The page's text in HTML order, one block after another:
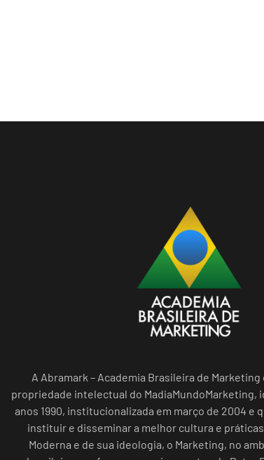
A Abramark – Academia Brasileira de
propriedade intelectual do MadiaMundoMarketing,
anos 1990, institucionalizada em março de 2004 e
instituir e disseminar a melhor cultura e
Moderna e de sua ideologia, o Marketing, no